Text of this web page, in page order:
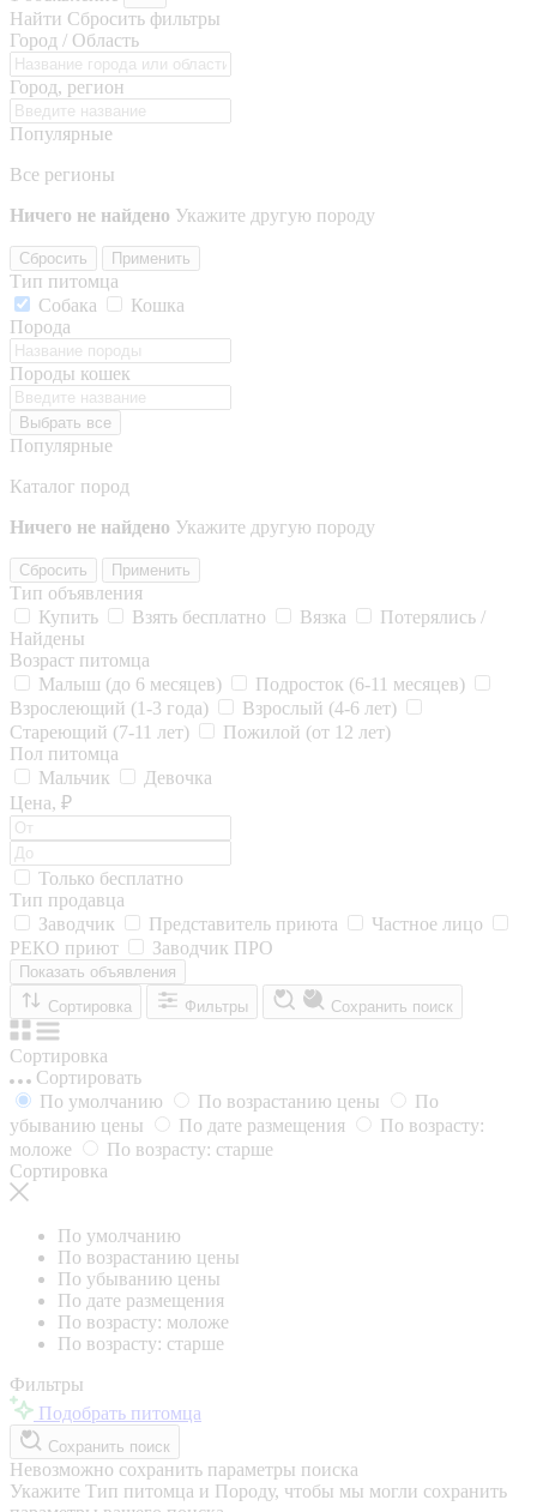
Найти Сбросить фильтры
Город / Область
Город, регион
Популярные
Все регионы
Ничего не найдено Укажите другую породу
Сбросить Применить
Тип питомца
Собака
Кошка
Порода
Породы кошек
Выбрать все
Популярные
Каталог пород
Ничего не найдено Укажите другую породу
Сбросить Применить
Тип объявления
Купить
Взять бесплатно Вязка
Потерялись /
Найдены
Возраст питомца
Малыш (до 6 месяцев)
Подросток (6-11 месяцев)
Взрослеющий (1-3 года)
Взрослый (4-6 лет)
Стареющий (7-11 лет)
Пожилой (от 12 лет)
Пол питомца
Мальчик
Девочка
Цена, ₽
Только бесплатно
Тип продавца
Заводчик
Представитель приюта
Частное лицо
РЕКО приют
Заводчик ПРО
Показать объявления
Сортировка
Фильтры Сохранить поиск
Сортировка
Сортировать
По умолчанию
По возрастанию цены
По
убыванию цены
По дате размещения
По возрасту:
моложе
По возрасту: старше
Сортировка
По умолчанию
По возрастанию цены
По убыванию цены
По дате размещения
По возрасту: моложе
По возрасту: старше
Фильтры
Подобрать питомца
Сохранить поиск
Невозможно сохранить параметры поиска
Укажите Тип питомца и Породу, чтобы мы могли сохранить